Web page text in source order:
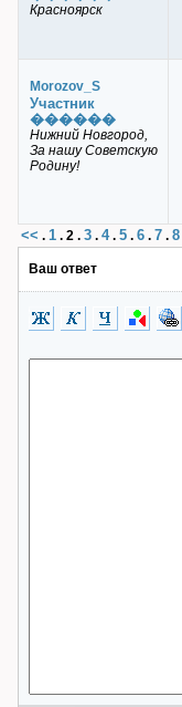
Красноярск
Morozov_S
Участник
������
Нижний Новгород,
За нашу Советскую
Родину!
<< . 1 . 2 . 3 . 4. 5 . 6 . 7 . 8
Ваш ответ